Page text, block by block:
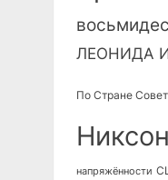
ЛЕОНИДА
По Стране
Никсон
напряжённости